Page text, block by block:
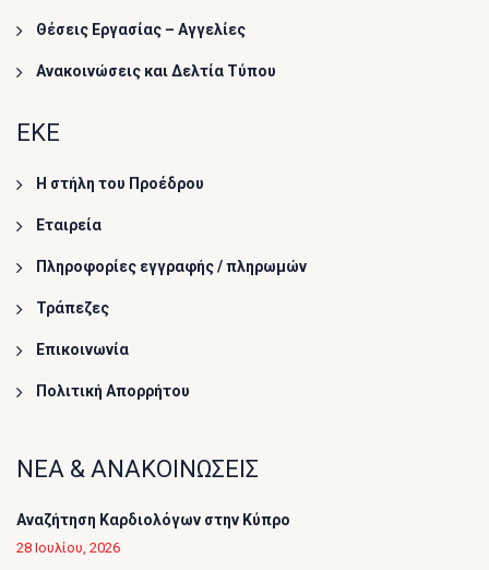
Θέσεις Εργασίας – Αγγελίες
Ανακοινώσεις και Δελτία Τύπου
ΕΚΕ
Η στήλη του Προέδρου
Εταιρεία
Πληροφορίες εγγραφής / πληρωμών
Τράπεζες
Επικοινωνία
Πολιτική Απορρήτου
ΝΕΑ & ΑΝΑΚΟΙΝΩΣΕΙΣ
Αναζήτηση Καρδιολόγων στην Κύπρο
28 Ιουλίου, 2026